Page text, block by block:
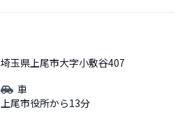
埼玉県上尾市大字小敷谷407
車
上尾市役所から13分